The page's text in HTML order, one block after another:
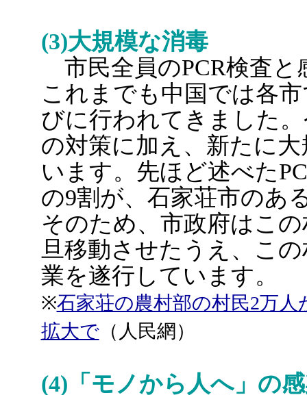
(3)大規模な消毒
市民全員のPCR検査と
これまでも中国では各
びに行われてきました
の対策に加え、新たに
います。先ほど述べた
の9割が、石家荘市のあ
そのため、市政府はこ
旦移動させたうえ、こ
業を遂行しています。
※石家荘の農村部の村民2万
拡大で（人民網）
(4)「モノから人へ」の